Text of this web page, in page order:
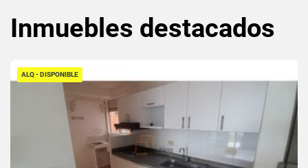
Inmuebles destacados
ALQ - DISPONIBLE